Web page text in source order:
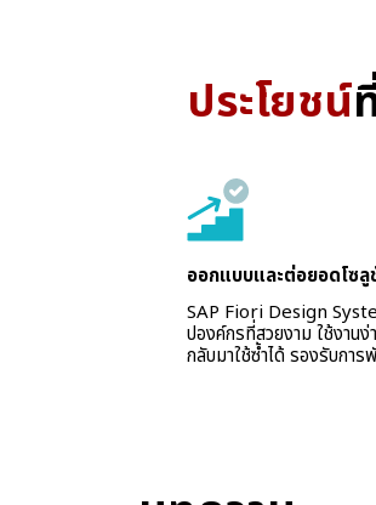
ประโยชน์
ออกแบบและต่อยอดโซ
SAP Fiori Design
ปองค์กรที่สวยงาม ใช้งาน
กลับมาใช้ซ้ำได้ รองรับกา